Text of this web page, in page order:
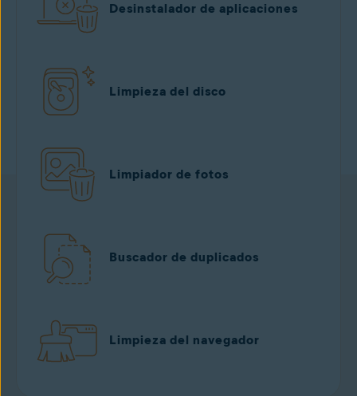
Desinstalador de aplicaciones
Limpieza del disco
Limpiador de fotos
Buscador de duplicados
Limpieza del navegador